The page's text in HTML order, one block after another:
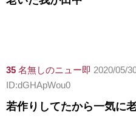
35 名無しのニュー即 2020/05/
ID:dGHApWou0
若作りしてたから一気に